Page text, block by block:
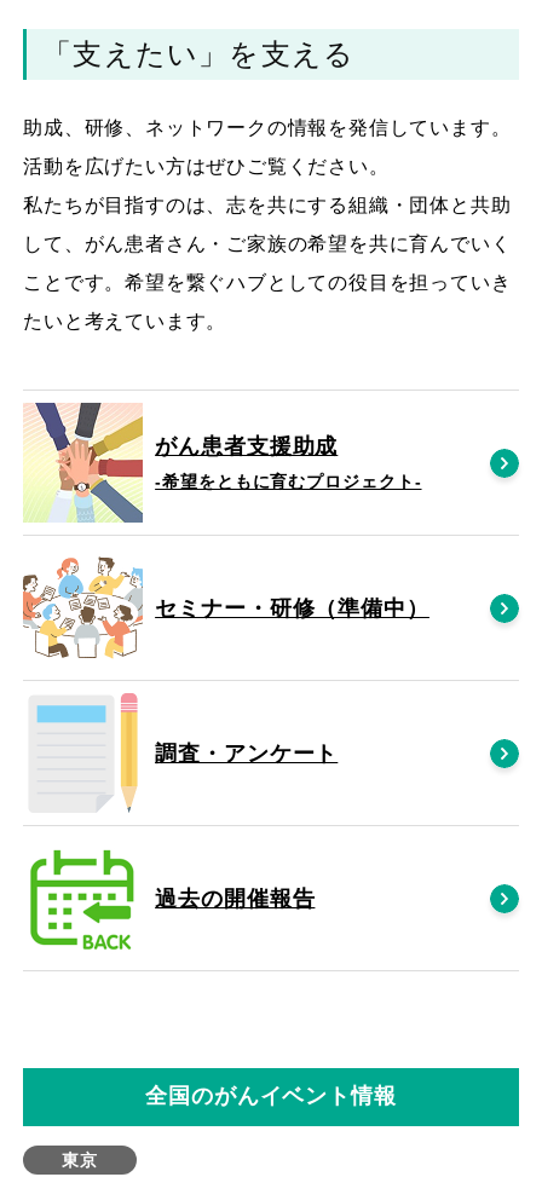
「支えたい」を支える
助成、研修、ネットワークの情報を発信しています。
活動を広げたい方はぜひご覧ください。
私たちが目指すのは、志を共にする組織・団体と共助
して、がん患者さん・ご家族の希望を共に育んでいく
ことです。希望を繋ぐハブとしての役目を担っていき
たいと考えています。
がん患者支援助成
-希望をともに育むプロジェクト‐
セミナー・研修（準備中）
調査・アンケート
過去の開催報告
全国のがんイベント情報
東京